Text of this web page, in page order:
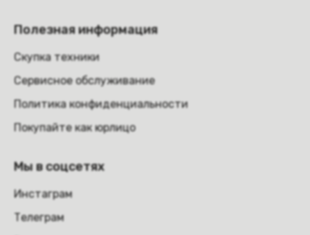
Полезная информация
Скупка техники
Сервисное обслуживание
Политика конфиденциальности
Покупайте как юрлицо
Мы в соцсетях
Инстаграм
Телеграм